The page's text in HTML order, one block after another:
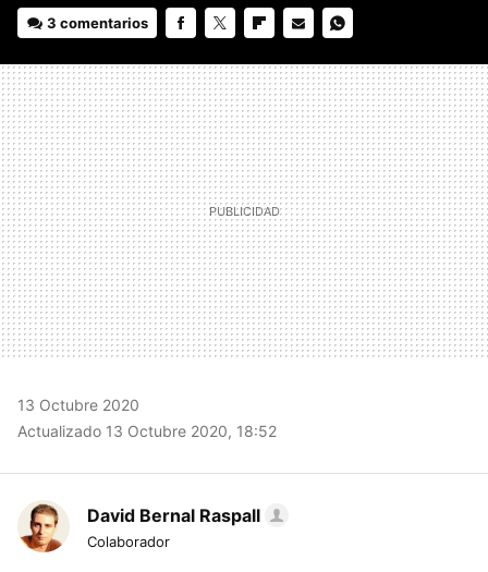
3 comentarios
MAIL
13 Octubre 2020
Actualizado 13 Octubre 2020, 18:52
David Bernal Raspall
Colaborador